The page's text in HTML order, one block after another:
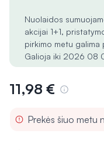
Nuolaidos
akcijai 1+1,
pirkimo metu
Galioja iki 2026 08
11,98 €
Prekės šiuo metu